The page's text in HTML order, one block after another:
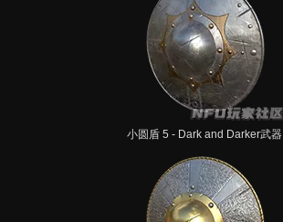
小圆盾 5 - Dark and Darker武器